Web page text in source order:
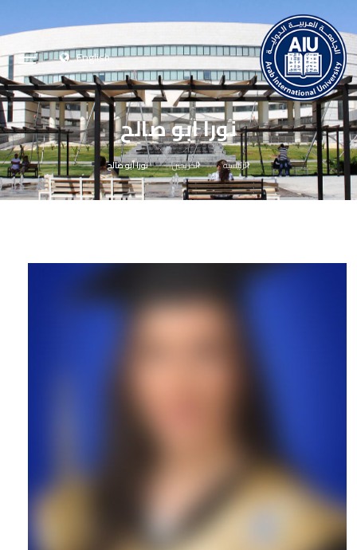
English
نورا ابو صالح
الرئيسية الخريجين نورا ابو صالح